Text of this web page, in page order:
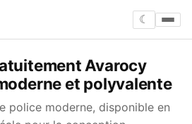
☾
Avarocy
et polyvalente
police moderne, disponible en